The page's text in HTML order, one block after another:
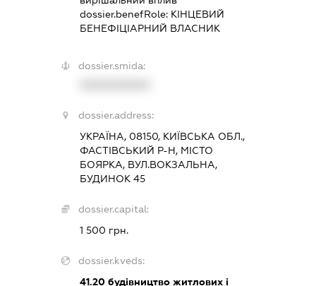
dossier.benefRole: КІНЦЕВИЙ
БЕНЕФІЦІАРНИЙ ВЛАСНИК
dossier.smida:
dossier.address:
УКРАЇНА, 08150, КИЇВСЬКА ОБЛ.,
ФАСТІВСЬКИЙ Р-Н, МІСТО
БОЯРКА, ВУЛ.ВОКЗАЛЬНА,
БУДИНОК 45
dossier.capital:
1 500 грн.
dossier.kveds:
41.20будівництво житлових і